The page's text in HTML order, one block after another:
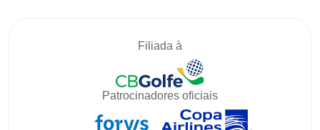
Filiada à
Patrocinadores oficiais